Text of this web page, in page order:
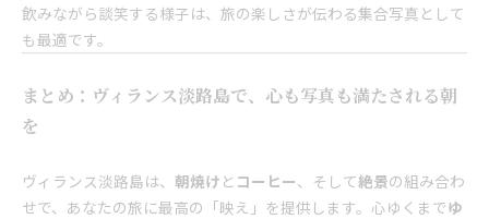
飲みながら談笑する様子は、旅の楽しさが伝わる集合写真として
も最適です。
まとめ：ヴィランス淡路島で、心も写真も満たされる朝
を
ヴィランス淡路島は、 朝焼け と コーヒー、そして絶景の組み合わ
せで、あなたの旅に最高の「映え」を提供します。心ゆくまでゆ